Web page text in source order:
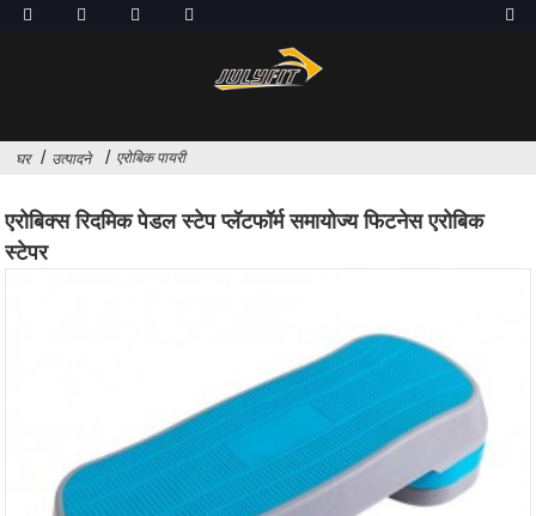
घर उत्पादने एरोबिक पायरी
एरोबिक्स रिदमिक पेडल स्टेप प्लॅटफॉर्म समायोज्य फिटनेस एरोबिक
स्टेपर